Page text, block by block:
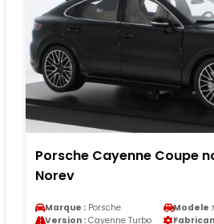
Porsche Cayenne Coupe
Norev
Marque : Porsche Modele :
Version : Cayenne Turbo